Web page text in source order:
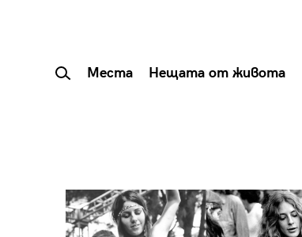
Места Нещата от живота